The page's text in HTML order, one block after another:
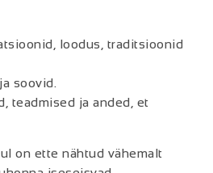
loodus, traditsioonid
soovid.
teadmised ja anded, et
on ette nähtud vähemalt